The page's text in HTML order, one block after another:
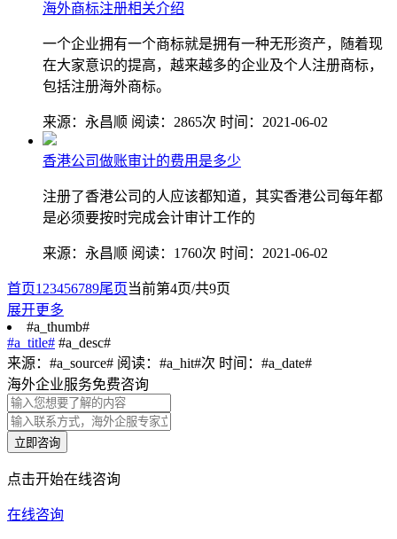
海外商标注册相关介绍
一个企业拥有一个商标就是拥有一种无形资产，随着现
在大家意识的提高，越来越多的企业及个人注册商标，
包括注册海外商标。
来源：永昌顺 阅读：2865次 时间：2021-06-02
香港公司做账审计的费用是多少
注册了香港公司的人应该都知道，其实香港公司每年都
是必须要按时完成会计审计工作的
来源：永昌顺 阅读：1760次 时间：2021-06-02
首页1 23456789尾页当前第4页/共9页
展开更多
#a_thumb#
#a_title# #a_desc#
来源：#a_source# 阅读：#a_hit#次 时间：#a_date#
海外企业服务免费咨询
立即咨询
点击开始在线咨询
在线咨询